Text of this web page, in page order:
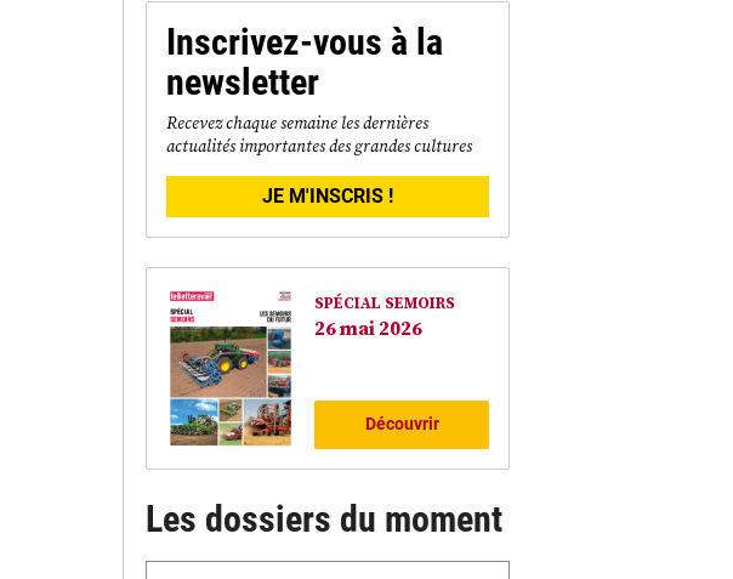
Inscrivez-vous à la
newsletter
Recevez chaque semaine les dernières
actualités importantes des grandes cultures
JE M'INSCRIS !
SPÉCIAL SEMOIRS
26 mai 2026
Découvrir
Les dossiers du moment